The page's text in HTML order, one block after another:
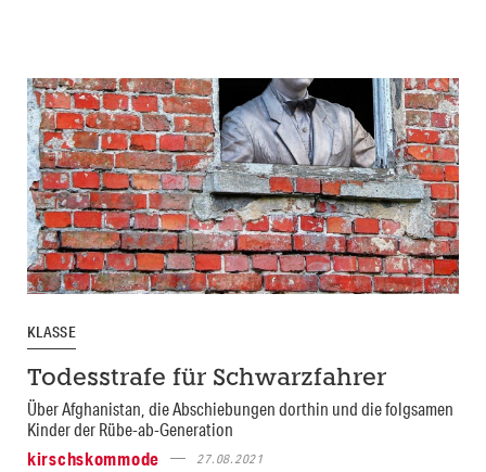
KLASSE
Todesstrafe für Schwarzfahrer
Über Afghanistan, die Abschiebungen dorthin und die folgsamen
Kinder der Rübe-ab-Generation
kirschskommode
27.08.2021